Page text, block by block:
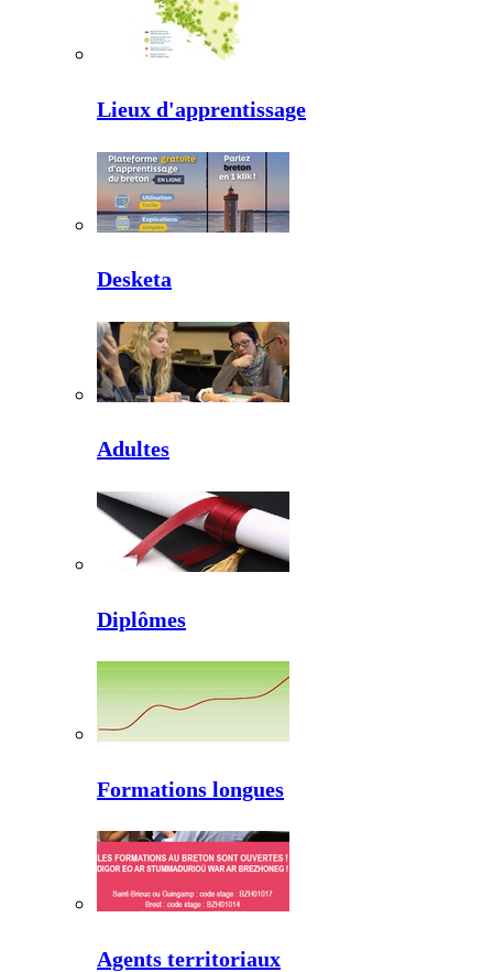
Lieux d'apprentissage
Desketa
Adultes
Diplômes
Formations longues
Agents territoriaux